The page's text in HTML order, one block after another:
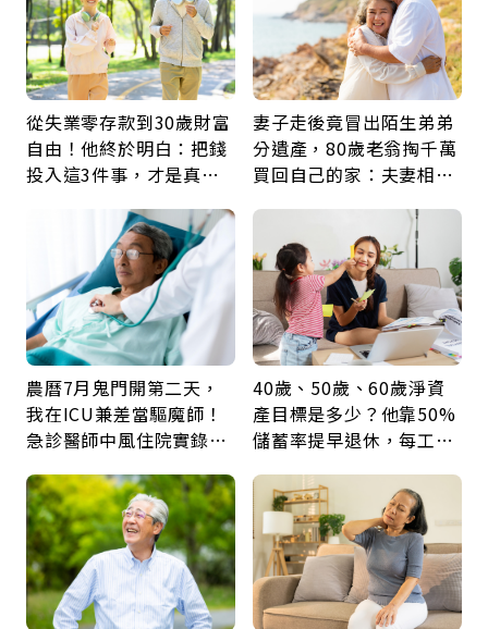
從失業零存款到30歲財富
自由！他終於明白：把錢
投入這3件事，才是真正
妻子走後竟冒出陌生弟弟
分遺產，80歲老翁掏千萬
買回自己的家：夫妻相守
農曆7月鬼門開第二天，
我在ICU兼差當驅魔師！
急診醫師中風住院實錄：
40歲、50歲、60歲淨資
產目標是多少？他靠50%
儲蓄率提早退休，每工作